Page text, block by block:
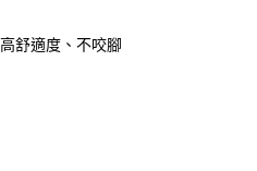
舒適度、不咬腳